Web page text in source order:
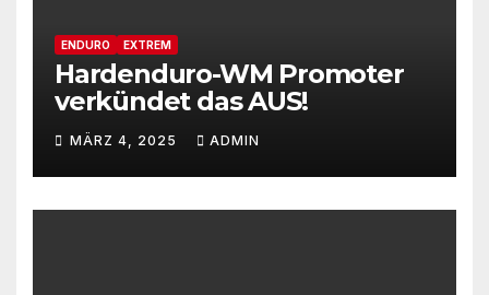
ENDURO EXTREM
Hardenduro-WM Promoter
verkündet das AUS!
MÄRZ 4, 2025 ADMIN